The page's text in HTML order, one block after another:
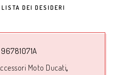
DEI DESIDERI
96781071A
Moto Ducati,